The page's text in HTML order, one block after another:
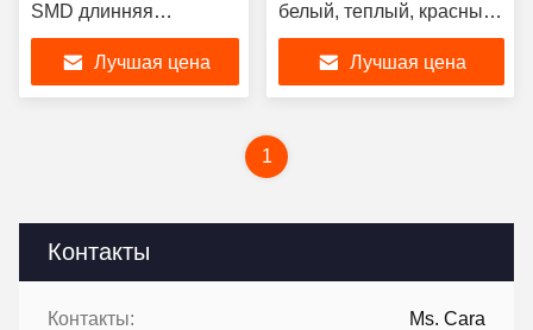
Контакты
Контакты: Ms. Cara
SMD длинняя
продолжительность
жизни Лучшая цена
белый, теплый, красный,
желтый, зеленый, синий,
УФ-розовый, чип Sanan,
светодиодный чип SMD
Лучшая цена
1